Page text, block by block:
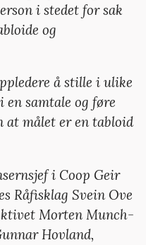
i stedet for sak
og
å stille i ulike
en samtale og føre
at målet er en tabloid
i Coop Geir
Råfisklag Svein Ove
Morten Munch-
Hovland,